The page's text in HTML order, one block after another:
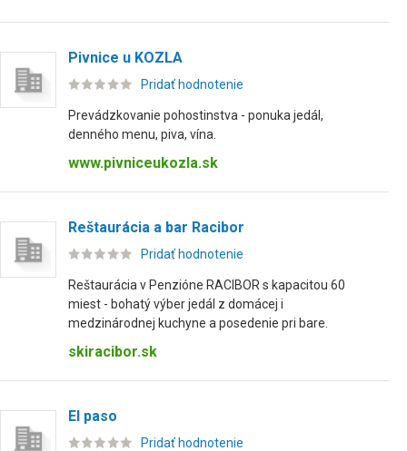
Pivnice u KOZLA
Pridať hodnotenie
Prevádzkovanie pohostinstva - ponuka jedál,
denného menu, piva, vína.
www.pivniceukozla.sk
Reštaurácia a bar Racibor
Pridať hodnotenie
Reštaurácia v Penzióne RACIBOR s kapacitou 60
miest - bohatý výber jedál z domácej i
medzinárodnej kuchyne a posedenie pri bare.
skiracibor.sk
El paso
Pridať hodnotenie